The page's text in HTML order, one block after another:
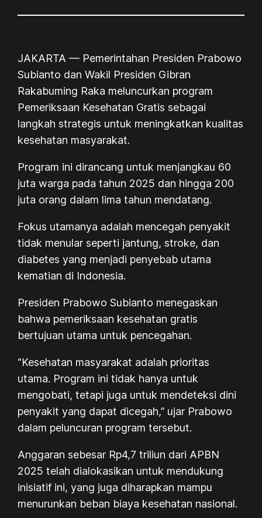
JAKARTA — Pemerintahan Presiden Prabowo
Subianto dan Wakil Presiden Gibran
Rakabuming Raka meluncurkan program
Pemeriksaan Kesehatan Gratis sebagai
langkah strategis untuk meningkatkan kualitas
kesehatan masyarakat.
Program ini dirancang untuk menjangkau 60
juta warga pada tahun 2025 dan hingga 200
juta orang dalam lima tahun mendatang.
Fokus utamanya adalah mencegah penyakit
tidak menular seperti jantung, stroke, dan
diabetes yang menjadi penyebab utama
kematian di Indonesia.
Presiden Prabowo Subianto menegaskan
bahwa pemeriksaan kesehatan gratis
bertujuan utama untuk pencegahan.
“Kesehatan masyarakat adalah prioritas
utama. Program ini tidak hanya untuk
mengobati, tetapi juga untuk mendeteksi dini
penyakit yang dapat dicegah,” ujar Prabowo
dalam peluncuran program tersebut.
Anggaran sebesar Rp4,7 triliun dari APBN
2025 telah dialokasikan untuk mendukung
inisiatif ini, yang juga diharapkan mampu
menurunkan beban biaya kesehatan nasional.